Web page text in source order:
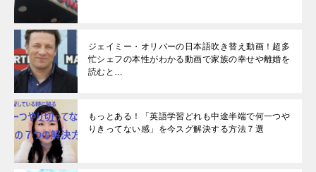
ジェイミー・オリバーの日本語吹き替え動画！超多
忙シェフの本性がわかる動画で家族の幸せや離婚を
読むと…
もっとある！「英語学習どれも中途半端で何一つや
りきってない感」を今スグ解決する方法７選